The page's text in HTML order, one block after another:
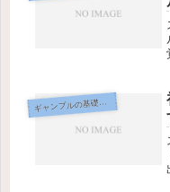
ギ
ャンブルの基礎知識